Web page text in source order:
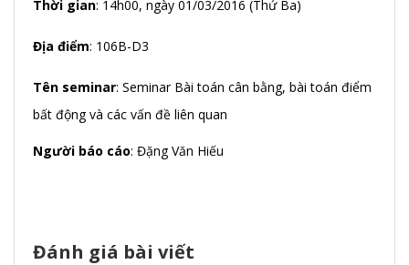
Thời gian: 14h00, ngày 01/03/2016 (Thứ Ba)
Địa điểm: 106B-D3
Tên seminar: Seminar Bài toán cân bằng, bài toán điểm
bất động và các vấn đề liên quan
Người báo cáo: Đặng Văn Hiếu
Đánh giá bài viết